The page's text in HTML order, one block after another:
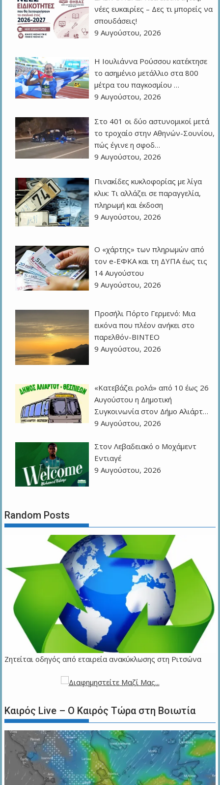
νέες ευκαιρίες – Δες τι μπορείς να
σπουδάσεις!
9 Αυγούστου, 2026
Η Ιουλιάννα Ρούσσου κατέκτησε
το ασημένιο μετάλλιο στα 800
μέτρα του παγκοσμίου …
9 Αυγούστου, 2026
Στο 401 οι δύο αστυνομικοί μετά
το τροχαίο στην Αθηνών-Σουνίου,
πώς έγινε η σφοδ…
9 Αυγούστου, 2026
Πινακίδες κυκλοφορίας με λίγα
κλικ: Τι αλλάζει σε παραγγελία,
πληρωμή και έκδοση
9 Αυγούστου, 2026
Ο «χάρτης» των πληρωμών από
τον e-ΕΦΚΑ και τη ΔΥΠΑ έως τις
14 Αυγούστου
9 Αυγούστου, 2026
Προσήλι Πόρτο Γερμενό: Μια
εικόνα που πλέον ανήκει στο
παρελθόν-ΒΙΝΤΕΟ
9 Αυγούστου, 2026
«Κατεβάζει ρολά» από 10 έως 26
Αυγούστου η Δημοτική
Συγκοινωνία στον Δήμο Αλιάρτ…
9 Αυγούστου, 2026
Στον Λεβαδειακό ο Μοχάμεντ
Εντιαγέ
9 Αυγούστου, 2026
Random Posts
Ζητείται οδηγός από εταιρεία ανακύκλωσης στη Ριτσώνα
Καιρός Live – Ο Καιρός Τώρα στη Βοιωτία